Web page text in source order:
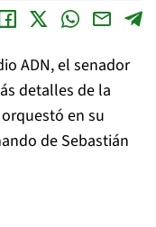
ADN, el senador
detalles de la
en su
de Sebastián